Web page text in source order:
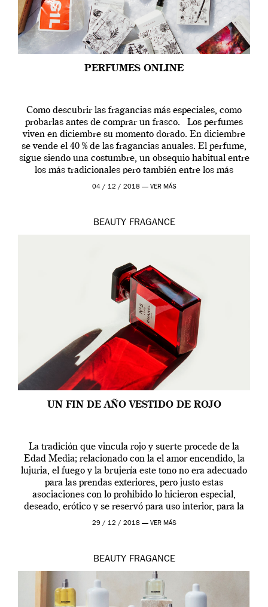
PERFUMES ONLINE
Como descubrir las fragancias más especiales, como
probarlas antes de comprar un frasco. Los perfumes
viven en diciembre su momento dorado. En diciembre
se vende el 40 % de las fragancias anuales. El perfume,
sigue siendo una costumbre, un obsequio habitual entre
los más tradicionales pero también entre los más
modernos. Estos días ha […]
04 / 12 / 2018 — VER MÁS
BEAUTY FRAGANCE
UN FIN DE AÑO VESTIDO DE ROJO
La tradición que vincula rojo y suerte procede de la
Edad Media; relacionado con la el amor encendido, la
lujuria, el fuego y la brujería este tono no era adecuado
para las prendas exteriores, pero justo estas
asociaciones con lo prohibido lo hicieron especial,
deseado, erótico y se reservó para uso interior, para la
ropa […]
29 / 12 / 2018 — VER MÁS
BEAUTY FRAGANCE